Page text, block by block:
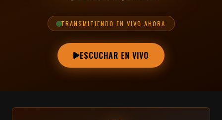
TRANSMITIENDO EN VIVO AHORA
ESCUCHAR EN VIVO